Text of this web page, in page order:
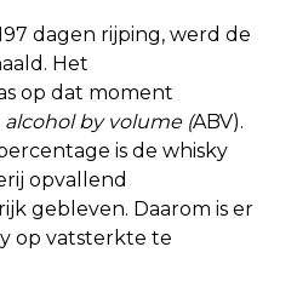
dagen rijping, werd de
Het
op dat moment
alcohol by volume (ABV).
is de whisky
opvallend
gebleven. Daarom is er
op vatsterkte te